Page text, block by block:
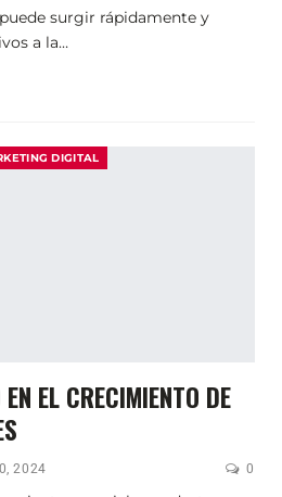
surgir rápidamente y
a la…
DIGITAL
EL CRECIMIENTO DE
2024 0